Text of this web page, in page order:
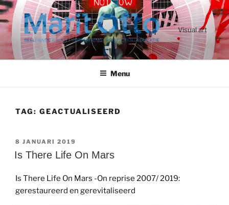
Ga
naar
de
inhoud
Visual art
Menu
TAG: GEACTUALISEERD
GEPLAATST
OP
8 JANUARI 2019
Is There Life On Mars
Is There Life On Mars -On reprise 2007/ 2019:
gerestaureerd en gerevitaliseerd